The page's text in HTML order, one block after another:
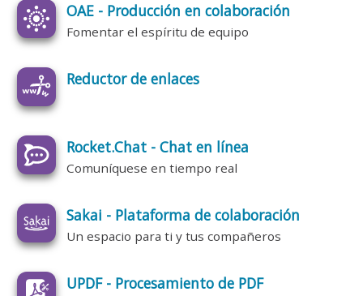
OAE - Producción en colaboración
Fomentar el espíritu de equipo
Reductor de enlaces
Rocket.Chat - Chat en línea
Comuníquese en tiempo real
Sakai - Plataforma de colaboración
Un espacio para ti y tus compañeros
UPDF - Procesamiento de PDF